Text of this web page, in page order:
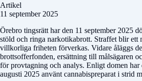
Artikel
11 september 2025
Örebro tingsrätt har den 11 september 2025
stöld och ringa narkotikabrott. Straffet blir ett
villkorliga friheten förverkas. Vidare åläggs
brottsofferfonden, ersättning till målsägaren
för provtagning och analys. Enligt domen har
augusti 2025 använt cannabispreparat i strid